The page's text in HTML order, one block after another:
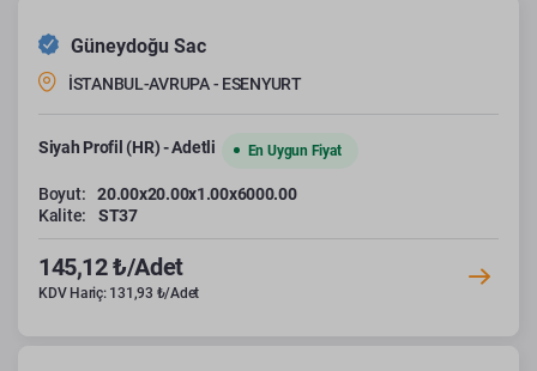
Güneydoğu Sac
İSTANBUL-AVRUPA - ESENYURT
Siyah Profil (HR) - Adetli En Uygun Fiyat
Boyut:
20.00x20.00x1.00x6000.00
Kalite:
ST37
145,12 ₺/Adet
KDV Hariç: 131,93 ₺/Adet